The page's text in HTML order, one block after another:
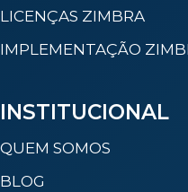
LICENÇAS ZIMBRA
IMPLEMENTAÇÃO
INSTITUCIONAL
QUEM SOMOS
BLOG